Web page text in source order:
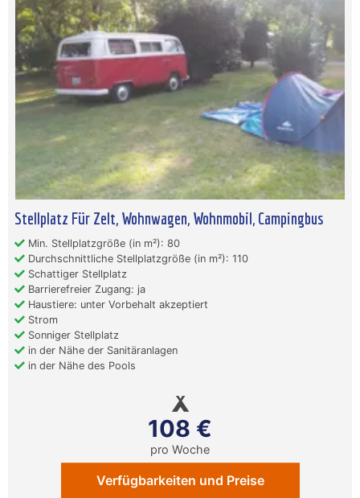
Stellplatz Für Zelt, Wohnwagen, Wohnmobil, Campingbus
Min. Stellplatzgröße (in m²): 80
Durchschnittliche Stellplatzgröße (in m²): 110
Schattiger Stellplatz
Barrierefreier Zugang: ja
Haustiere: unter Vorbehalt akzeptiert
Strom
Sonniger Stellplatz
in der Nähe der Sanitäranlagen
in der Nähe des Pools
108 €
pro Woche
Verfügbarkeiten und Preise